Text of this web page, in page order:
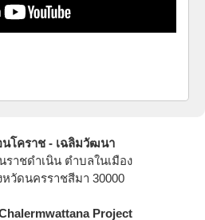
นโคราช - เฉลิมวัฒนา
ราชดำเนิน ตำบลในเมือง
หวัดนครราชสีมา 30000
Project